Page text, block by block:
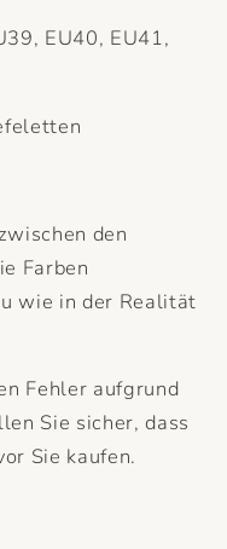
EU40, EU41,
den
Farben
wie in der Realität
Fehler aufgrund
Sie sicher, dass
Sie kaufen.